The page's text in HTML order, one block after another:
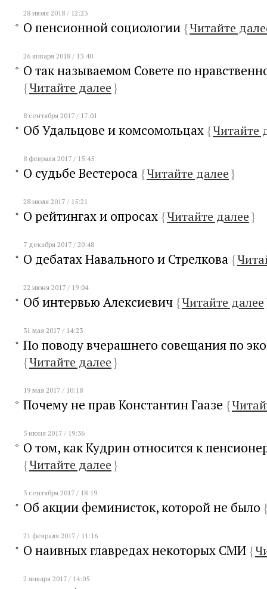
28 июля 2018 / 12:23
О пенсионной социологии {Читайте
26 января 2018 / 13:40
О так называемом Совете по
{Читайте далее}
8 сентября 2017 / 17:01
Об Удальцове и комсомольцах {Читайте
8 февраля 2017 / 15:45
О судьбе Вестероса {Читайте далее}
28 июля 2017 / 15:21
О рейтингах и опросах {Читайте далее}
7 декабря 2017 / 20:48
О дебатах Навального и Стрелкова {
22 июня 2017 / 19:04
Об интервью Алексиевич {Читайте далее
31 мая 2017 / 14:23
По поводу вчерашнего совещания по
{Читайте далее}
19 мая 2017 / 10:18
Почему не прав Константин Гаазе {
5 июня 2017 / 19:36
О том, как Кудрин относится к
{Читайте далее}
3 сентября 2017 / 18:19
Об акции феминисток, которой не было {
21 февраля 2017 / 11:16
О наивных главредах некоторых СМИ {
2 января 2017 / 14:05